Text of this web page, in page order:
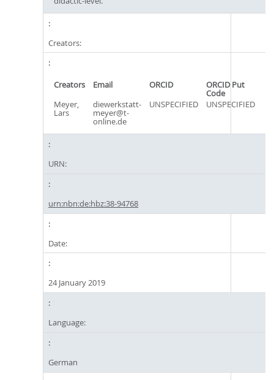
Creators:
Creators Email ORCID ORCID Put
Code
Meyer,
Lars
diewerkstatt-
meyer@t-
online.de
UNSPECIFIED UNSPECIFIED
URN:
urn:nbn:de:hbz:38-94768
Date:
24 January 2019
Language:
German